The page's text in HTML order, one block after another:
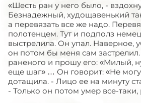
«Шесть ран у него было, -
Безнадежный, худощавенький
а перевязать все же надо.
полотенцем. Тут и подполз
выстрелила. Он упал. Наверное,
он потом бы меня сам
раненого и прошу его: «Милый,
еще шаг» … Он говорит: «Не
дотащила. - Лицо ее на минуту
- Только он потом умер все-таки,